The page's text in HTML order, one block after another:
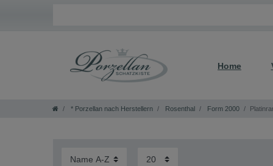
Home
* Porzellan nach Herstellern Rosenthal Form 2000